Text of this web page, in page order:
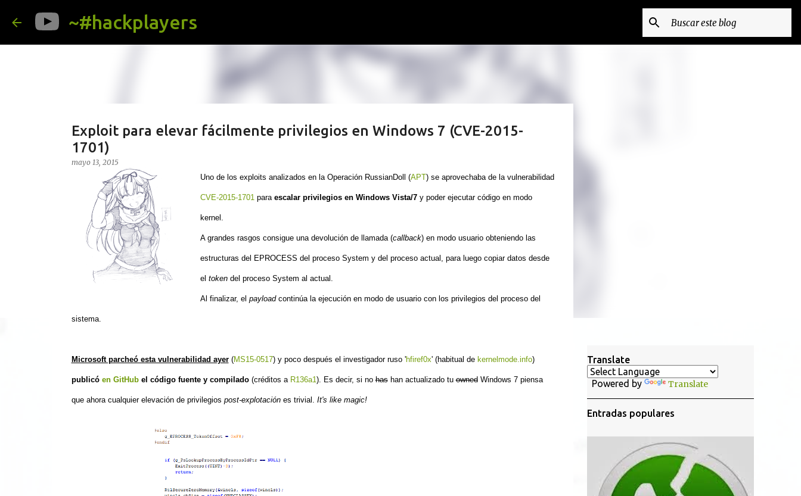
~#hackplayers
Exploit para elevar fácilmente privilegios en Windows 7 (CVE-2015-
1701)
mayo 13, 2015
Uno de los exploits analizados en la Operación RussianDoll (APT) se aprovechaba de la vulnerabilidad
CVE-2015-1701para escalar privilegios en Windows Vista/7y poder ejecutar código en modo
kernel.
A grandes rasgos consigue una devolución de llamada (callback) en modo usuario obteniendo las
estructuras del EPROCESS del proceso System y del proceso actual, para luego copiar datos desde
el token del proceso System al actual.
Al finalizar, el payload continúa la ejecución en modo de usuario con los privilegios del proceso del
sistema.
Microsoft parcheó esta vulnerabilidad ayer(MS15-0517) y poco después el investigador ruso 'hfiref0x' (habitual de kernelmode.info)
publicó en GitHubel código fuente y compilado(créditos a R136a1). Es decir, si nohashan actualizado tuownedWindows 7 piensa
que ahora cualquier elevación de privilegios post-explotación es trivial. It's like magic!
Translate
Powered by Translate
Entradas populares